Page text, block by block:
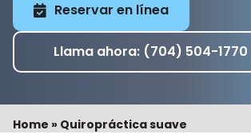
Reservar en línea
Llama ahora: (704) 504-1770
Home » Quiropráctica suave